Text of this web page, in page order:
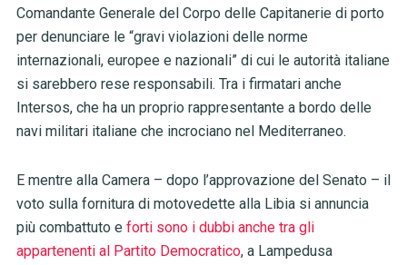
Comandante Generale del Corpo delle Capitanerie di porto
per denunciare le “gravi violazioni delle norme
internazionali, europee e nazionali” di cui le autorità italiane
si sarebbero rese responsabili. Tra i firmatari anche
Intersos, che ha un proprio rappresentante a bordo delle
navi militari italiane che incrociano nel Mediterraneo.
E mentre alla Camera – dopo l’approvazione del Senato – il
voto sulla fornitura di motovedette alla Libia si annuncia
più combattuto e forti sono i dubbi anche tra gli
appartenenti al Partito Democratico, a Lampedusa